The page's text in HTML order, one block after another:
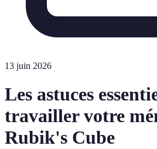
13 juin 2026
Les astuces
travailler votre
Rubik's Cube